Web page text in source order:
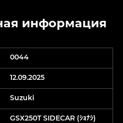
информация
0044
12.09.2025
Suzuki
GSX250T SIDECAR (ｼｮﾅｼ)